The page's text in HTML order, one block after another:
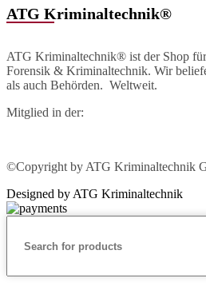
ATG Kriminaltechnik®
ATG Kriminaltechnik® ist der Shop
Forensik & Kriminaltechnik. Wir
als auch Behörden. Weltweit.
Mitglied in der:
©Copyright by ATG Kriminaltechnik
Designed by ATG Kriminaltechnik